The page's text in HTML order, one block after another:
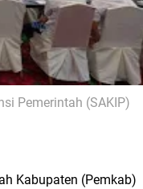
Pemerintah (SAKIP)
Kabupaten (Pemkab)